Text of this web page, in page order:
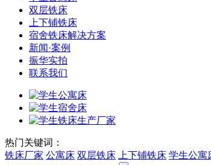
双层铁床
上下铺铁床
宿舍铁床解决方案
新闻·案例
振华实拍
联系我们
热门关键词：
铁床厂家 公寓床 双层铁床 上下铺铁床 学生公寓